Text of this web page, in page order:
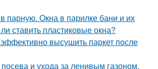
парную. Окна в парилке бани и их
ставить пластиковые окна?
высушить паркет после
и ухода за ленивым газоном.